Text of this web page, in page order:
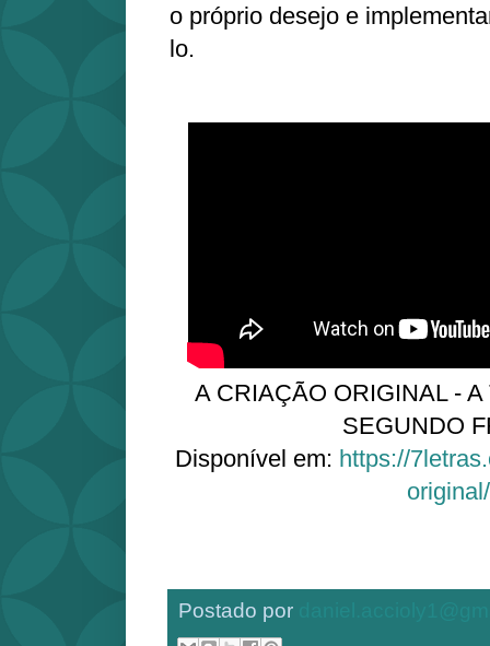
o próprio desejo e
lo.
A CRIAÇÃO ORIGINAL -
SEGUNDO
Disponível em: https://
original/
Postado por